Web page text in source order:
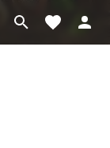
Přejít
na
Moje